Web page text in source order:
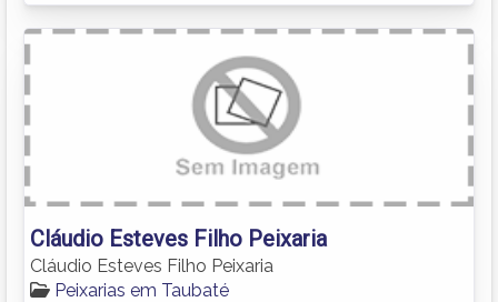
Cláudio Esteves Filho Peixaria
Cláudio Esteves Filho Peixaria
Peixarias em Taubaté